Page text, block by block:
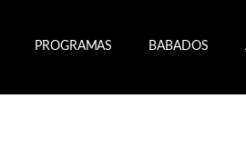
PROGRAMAS BABADOS